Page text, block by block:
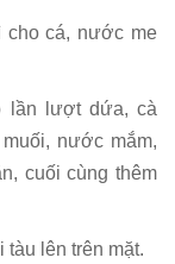
cho cá, nước me
lần lượt dứa, cà
nước mắm,
cuối cùng thêm
tàu lên trên mặt.